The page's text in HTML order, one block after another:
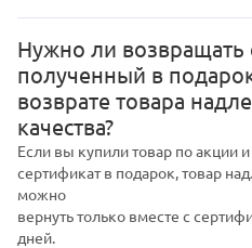
Нужно ли возвращать
полученный в
возврате товара
качества?
Если вы купили товар по акции
сертификат в подарок, товар
можно
вернуть только вместе с
дней.